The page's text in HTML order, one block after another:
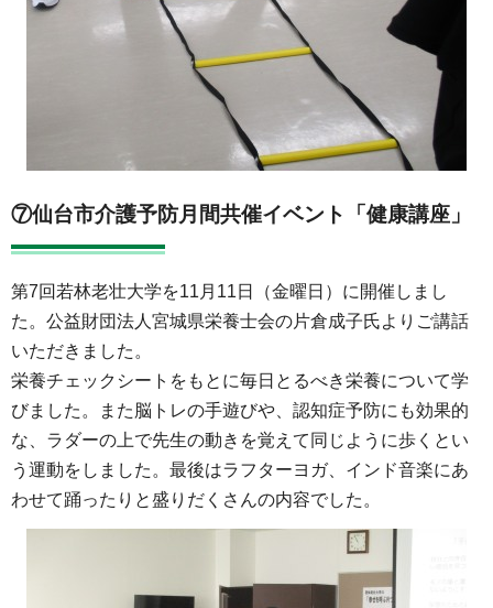
⑦仙台市介護予防月間共催イベント「健康講座」
第7回若林老壮大学を11月11日（金曜日）に開催しまし
た。公益財団法人宮城県栄養士会の片倉成子氏よりご講話
いただきました。
栄養チェックシートをもとに毎日とるべき栄養について学
びました。また脳トレの手遊びや、認知症予防にも効果的
な、ラダーの上で先生の動きを覚えて同じように歩くとい
う運動をしました。最後はラフターヨガ、インド音楽にあ
わせて踊ったりと盛りだくさんの内容でした。